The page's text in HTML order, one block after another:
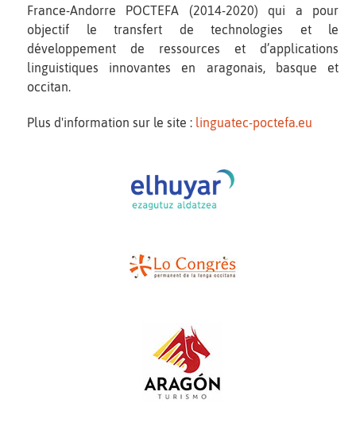
France-Andorre POCTEFA (2014-2020) qui a pour
objectif le transfert de technologies et le
développement de ressources et d’applications
linguistiques innovantes en aragonais, basque et
occitan.
Plus d'information sur le site : linguatec-poctefa.eu